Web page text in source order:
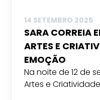
14 SETEMBRO 2025
SARA CORREIA
ARTES E
EMOÇÃO
Na noite de 12 de
Artes e